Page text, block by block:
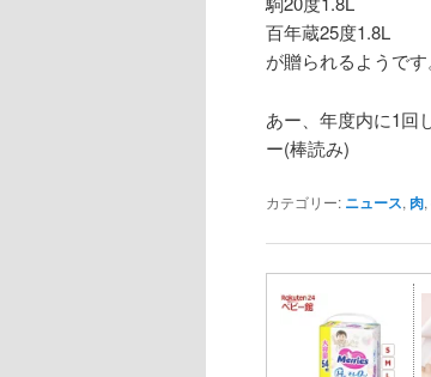
百年蔵25度1.8L
が贈られるようです
あー、年度内に1回
ー(棒読み)
カテゴリー: ニュース, 肉,